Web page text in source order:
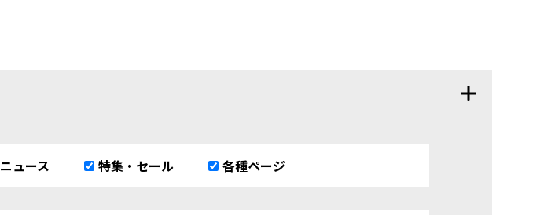
ニュース 特集・セール 各種ページ